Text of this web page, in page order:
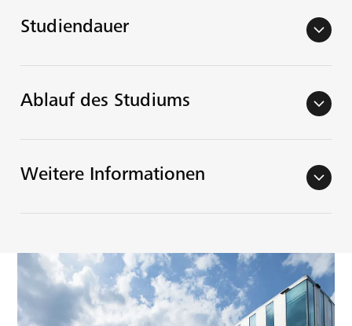
Studiendauer arrow_back_ios
Ablauf des Studiums arrow_back_ios
Weitere Informationen arrow_back_ios